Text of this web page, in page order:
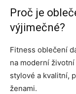
Proč je
výjimečné?
Fitness oblečení
na moderní
stylové a kvalitní,
ženami.